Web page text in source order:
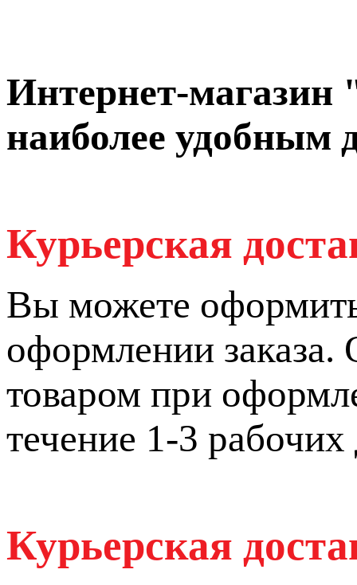
Интернет-
наиболее удобным
Курьерская
Вы можете
оформлении заказа.
товаром при
течение 1-3 рабочих
Курьерская